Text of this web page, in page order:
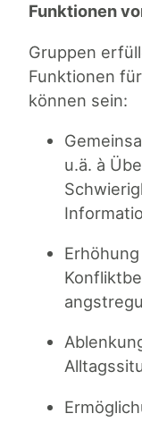
Funktionen
Gruppen
Funktionen
können sein:
u.ä. à